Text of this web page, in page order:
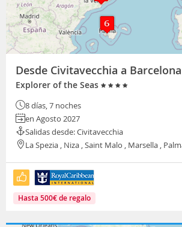
Desde Civitavecchia a Barcelona
Explorer of the Seas
8 días, 7 noches
en Agosto 2027
Salidas desde: Civitavecchia
La Spezia , Niza , Saint Malo , Marsella ,
Hasta 500€de regalo